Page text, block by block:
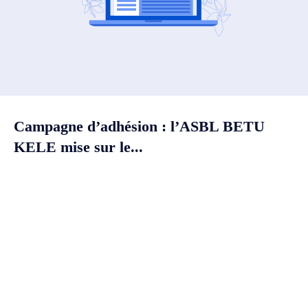
Campagne d’adhésion : l’ASBL BETU
KELE mise sur le...